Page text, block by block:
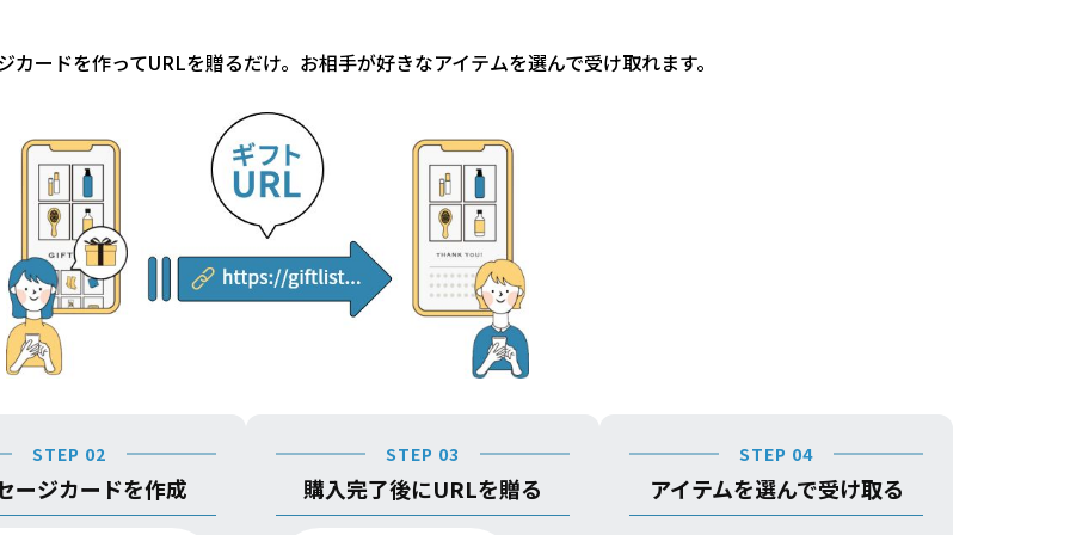
ードを作ってURLを贈るだけ。お相手が好きなアイテムを選んで受け取れます。
STEP 02
ージカードを作成
STEP 03
購入完了後にURLを贈る
STEP 04
アイテムを選んで受け取る